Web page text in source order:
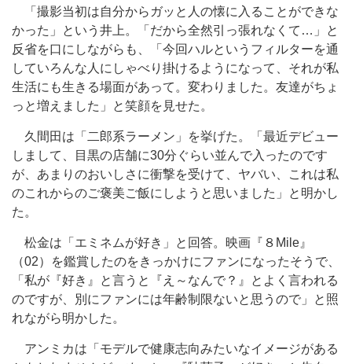
「撮影当初は自分からガッと人の懐に入ることができな
かった」という井上。「だから全然引っ張れなくて…」と
反省を口にしながらも、「今回ハルというフィルターを通
していろんな人にしゃべり掛けるようになって、それが私
生活にも生きる場面があって。変わりました。友達がちょ
っと増えました」と笑顔を見せた。
久間田は「二郎系ラーメン」を挙げた。「最近デビュー
しまして、目黒の店舗に30分ぐらい並んで入ったのです
が、あまりのおいしさに衝撃を受けて、ヤバい、これは私
のこれからのご褒美ご飯にしようと思いました」と明かし
た。
松金は「エミネムが好き」と回答。映画『８Mile』
（02）を鑑賞したのをきっかけにファンになったそうで、
「私が『好き』と言うと『え～なんで？』とよく言われる
のですが、別にファンには年齢制限ないと思うので」と照
れながら明かした。
アンミカは「モデルで健康志向みたいなイメージがある